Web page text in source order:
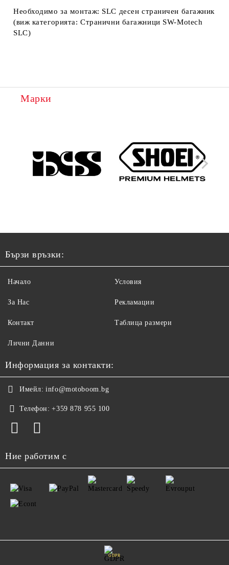
Необходимo за монтаж: SLC десен страничен багажник
(виж категорията:Странични багажници SW-Motech
SLC)
Марки
Бързи връзки:
Начало
За Нас
Контакт
Лични Данни
Условия
Рекламации
Таблица размери
Информация за контакти:
Имейл: info@motoboom.bg
Телефон: +359 878 955 100
Ние работим с
GDPR